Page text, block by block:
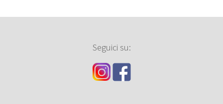
Seguici su: